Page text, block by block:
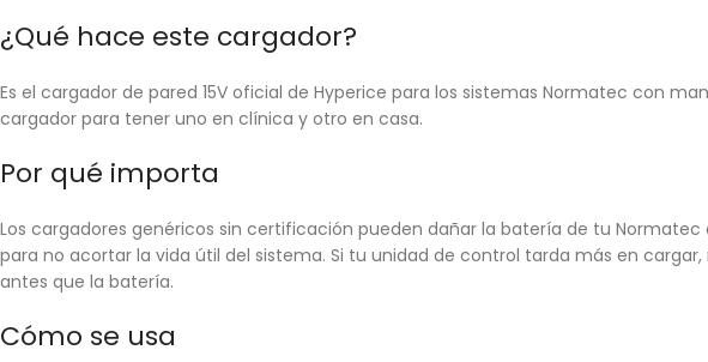
¿Qué hace este cargador?
Es el cargador de pared 15V oficial de Hyperice para los sistemas Normatec con
cargador para tener uno en clínica y otro en casa.
Por qué importa
Los cargadores genéricos sin certificación pueden dañar la batería de tu
para no acortar la vida útil del sistema. Si tu unidad de control tarda más en
antes que la batería.
Cómo se usa